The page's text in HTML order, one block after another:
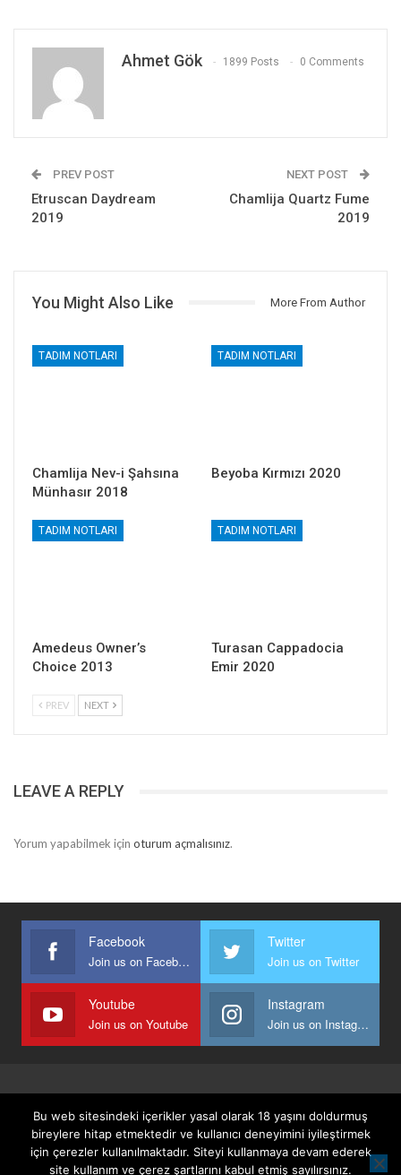
Ahmet Gök 1899 Posts 0 Comments
PREV POST
Etruscan Daydream
2019
NEXT POST
Chamlija Quartz Fume
2019
You Might Also Like More From Author
TADIM NOTLARI
Chamlija Nev-i Şahsına
Münhasır 2018
TADIM NOTLARI
Beyoba Kırmızı 2020
TADIM NOTLARI
Amedeus Owner’s
Choice 2013
TADIM NOTLARI
Turasan Cappadocia
Emir 2020
PREV NEXT
LEAVE A REPLY
Yorum yapabilmek için oturum açmalısınız.
Facebook
Join us on Facebook
Twitter
Join us on Twitter
Youtube
Join us on Youtube
Instagram
Join us on Instagram
Gizlilik, Güvenlik Ve Üyelik Politikası
Bu web sitesindeki içerikler yasal olarak 18 yaşını doldurmuş
bireylere hitap etmektedir ve kullanıcı deneyimini iyileştirmek
için çerezler kullanılmaktadır. Siteyi kullanmaya devam ederek
site kullanım ve çerez şartlarını kabul etmiş sayılırsınız.